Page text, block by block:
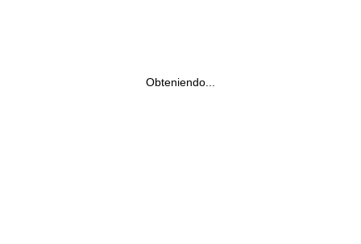
Obteniendo...